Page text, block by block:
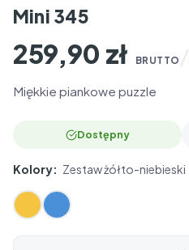
Mini 345
259,90 zł BRUTTO
Miękkie piankowe puzzle
Dostępny
Kolory: Zestaw żółto-niebieski